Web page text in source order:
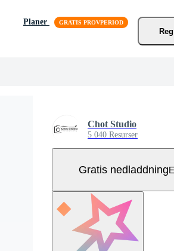
Planer
Chot Studio
5 040 Resurser
Gratis nedladdning